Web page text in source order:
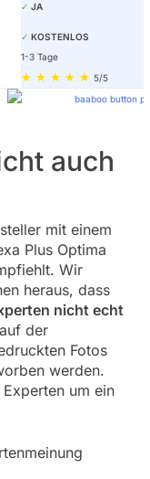
✓ JA
✓ KOSTENLOS
1-3 Tage
★ ★ ★ ★ ★ 5/5
auch
mit einem
Plus Optima
Wir
heraus, dass
nicht echt
der
Fotos
werden.
um ein